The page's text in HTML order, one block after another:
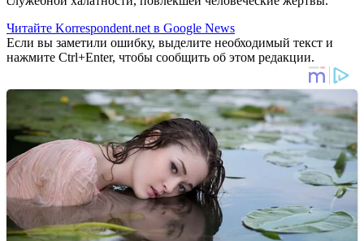
Читайте Korrespondent.net в Google News
Если вы заметили ошибку, выделите необходимый текст и
нажмите Ctrl+Enter, чтобы сообщить об этом редакции.